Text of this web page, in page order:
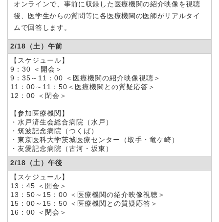
オンラインで、事前に収録した医療機関の紹介映像を視聴
後、医学生からの質問等に各医療機関の医師がリアルタイ
ムで回答します。
2/18（土）午前
【スケジュール】
9：30 ＜開会＞
9：35～11：00 ＜医療機関の紹介映像視聴＞
11：00～11：50 ＜医療機関との質疑応答＞
12：00 ＜閉会＞
【参加医療機関】
・水戸済生会総合病院（水戸）
・筑波記念病院（つくば）
・東京医科大学茨城医療センター（取手・竜ケ崎）
・友愛記念病院（古河・坂東）
2/18（土）午後
【スケジュール】
13：45 ＜開会＞
13：50～15：00 ＜医療機関の紹介映像視聴＞
15：00～15：50 ＜医療機関との質疑応答＞
16：00 ＜閉会＞